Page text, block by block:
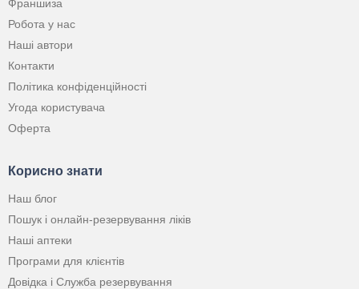
Франшиза
Робота у нас
Наші автори
Контакти
Політика конфіденційності
Угода користувача
Оферта
Корисно знати
Наш блог
Пошук і онлайн-резервування ліків
Наші аптеки
Програми для клієнтів
Довідка і Служба резервування